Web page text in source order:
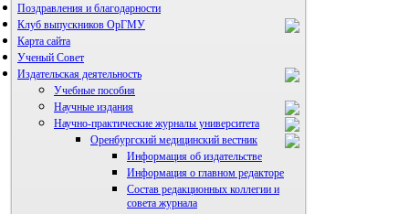
Поздравления и благодарности
Клуб выпускников ОрГМУ
Карта сайта
Ученый Совет
Издательская деятельность
Учебные пособия
Научные издания
Научно-практические журналы университета
Оренбургский медицинский вестник
Информация об издательстве
Информация о главном редакторе
Состав редакционных коллегии и
совета журнала